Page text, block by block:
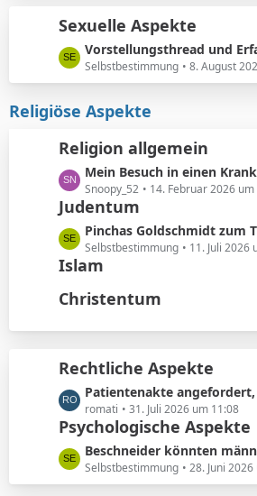
e
t
g
t
e
B
e
t
ä
g
e
Sexuelle Aspekte
L
e
t
z
t
e
B
e
i
t
r
ä
g
Vorstellungsthread und
Selbstbestimmung 8. August
Religiöse Aspekte
Religion allgemein
L
e
z
t
e
e
t
ä
g
e
Mein Besuch in einen
Snoopy_52 14. Februar 2026
Judentum
L
e
t
t
i
t
r
ä
g
e
Pinchas Goldschmidt zum Thema
Selbstbestimmung 11. Juli 2026
Islam
Christentum
Rechtliche Aspekte
L
e
t
z
t
e
Patientenakte angefordert,
romati 31. Juli 2026 um 11:08
Psychologische Aspekte
L
e
t
Beschneider könnten männliche Kinder unterbewusst als ihre künftigen
Selbstbestimmung 28. Juni